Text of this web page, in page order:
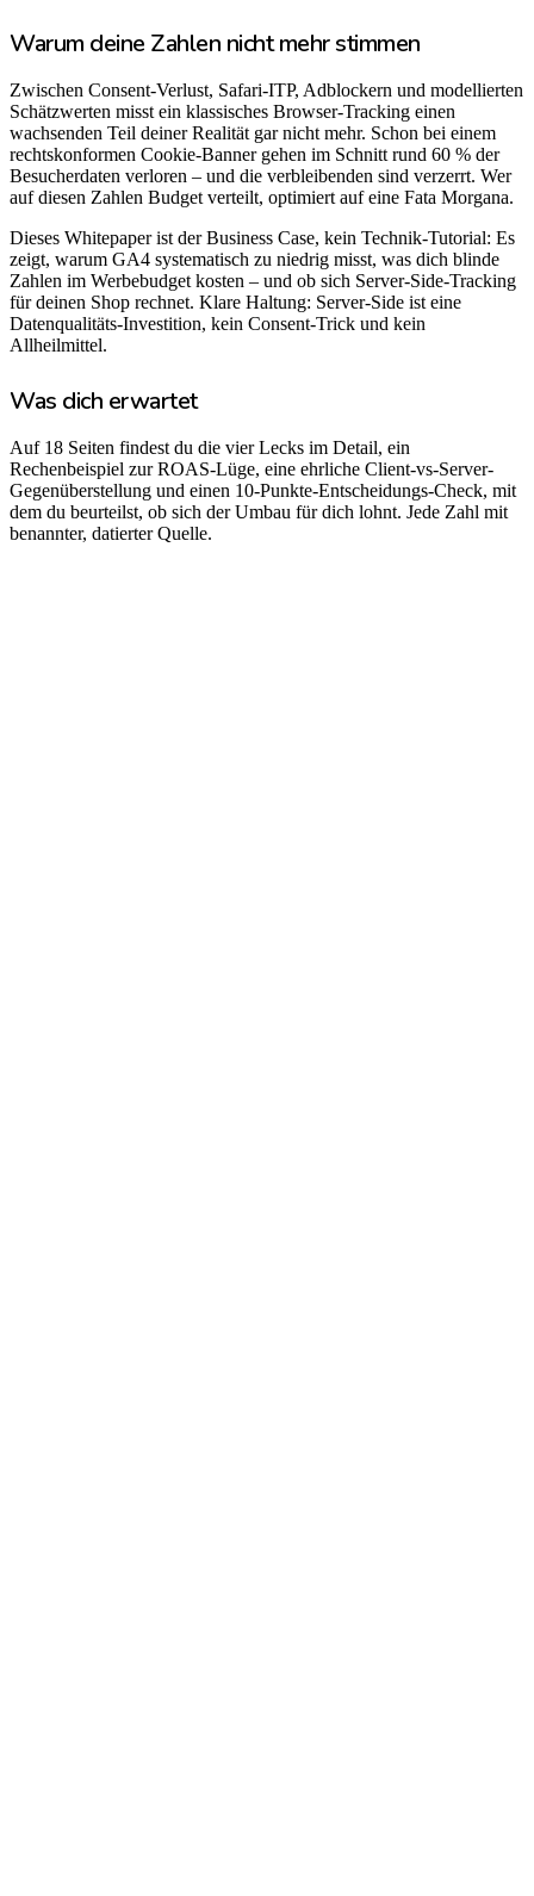
Warum deine Zahlen nicht mehr stimmen
Zwischen Consent-Verlust, Safari-ITP, Adblockern und modellierten
Schätzwerten misst ein klassisches Browser-Tracking einen
wachsenden Teil deiner Realität gar nicht mehr. Schon bei einem
rechtskonformen Cookie-Banner gehen im Schnitt rund 60 % der
Besucherdaten verloren – und die verbleibenden sind verzerrt. Wer
auf diesen Zahlen Budget verteilt, optimiert auf eine Fata Morgana.
Dieses Whitepaper ist der Business Case, kein Technik-Tutorial: Es
zeigt, warum GA4 systematisch zu niedrig misst, was dich blinde
Zahlen im Werbebudget kosten – und ob sich Server-Side-Tracking
für deinen Shop rechnet. Klare Haltung: Server-Side ist eine
Datenqualitäts-Investition, kein Consent-Trick und kein
Allheilmittel.
Was dich erwartet
Auf 18 Seiten findest du die vier Lecks im Detail, ein
Rechenbeispiel zur ROAS-Lüge, eine ehrliche Client-vs-Server-
Gegenüberstellung und einen 10-Punkte-Entscheidungs-Check, mit
dem du beurteilst, ob sich der Umbau für dich lohnt. Jede Zahl mit
benannter, datierter Quelle.